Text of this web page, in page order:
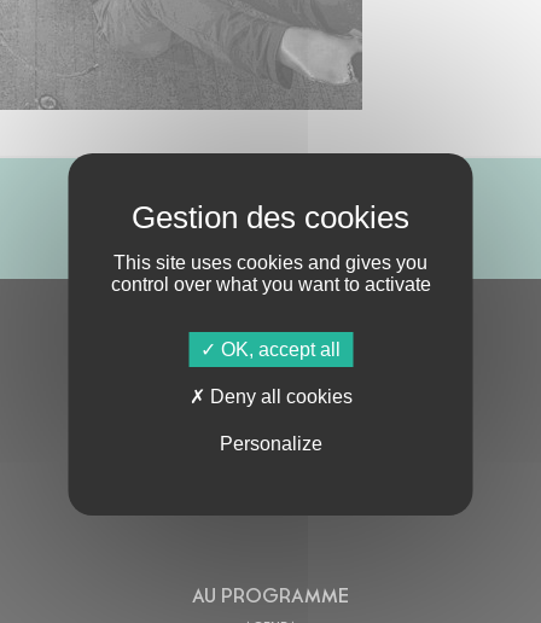
ABONNE-TOI !
S'ABONNER À LA NEWSLETTER
AU PROGRAMME
This site uses cookies and gives you
control over what you want to activate
OK, accept all
Deny all cookies
Personalize